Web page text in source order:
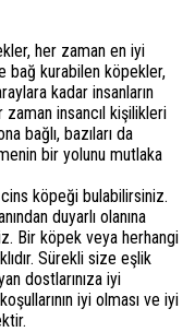
her zaman en iyi
bağ kurabilen köpekler,
kadar insanların
zaman insancıl kişilikleri
bağlı, bazıları da
bir yolunu mutlaka
köpeği bulabilirsiniz.
duyarlı olanına
Bir köpek veya herhangi
Sürekli size eşlik
dostlarınıza iyi
iyi olması ve iyi